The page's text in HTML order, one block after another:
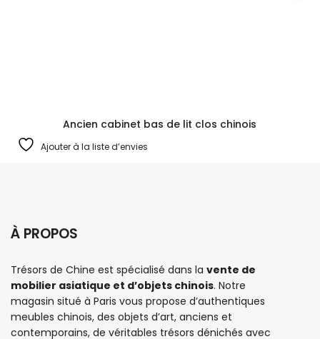
Ancien cabinet bas de lit clos chinois
Ajouter à la liste d’envies
À PROPOS
Trésors de Chine est spécialisé dans la vente de
mobilier asiatique et d’objets chinois. Notre
magasin situé à Paris vous propose d’authentiques
meubles chinois, des objets d’art, anciens et
contemporains, de véritables trésors dénichés avec